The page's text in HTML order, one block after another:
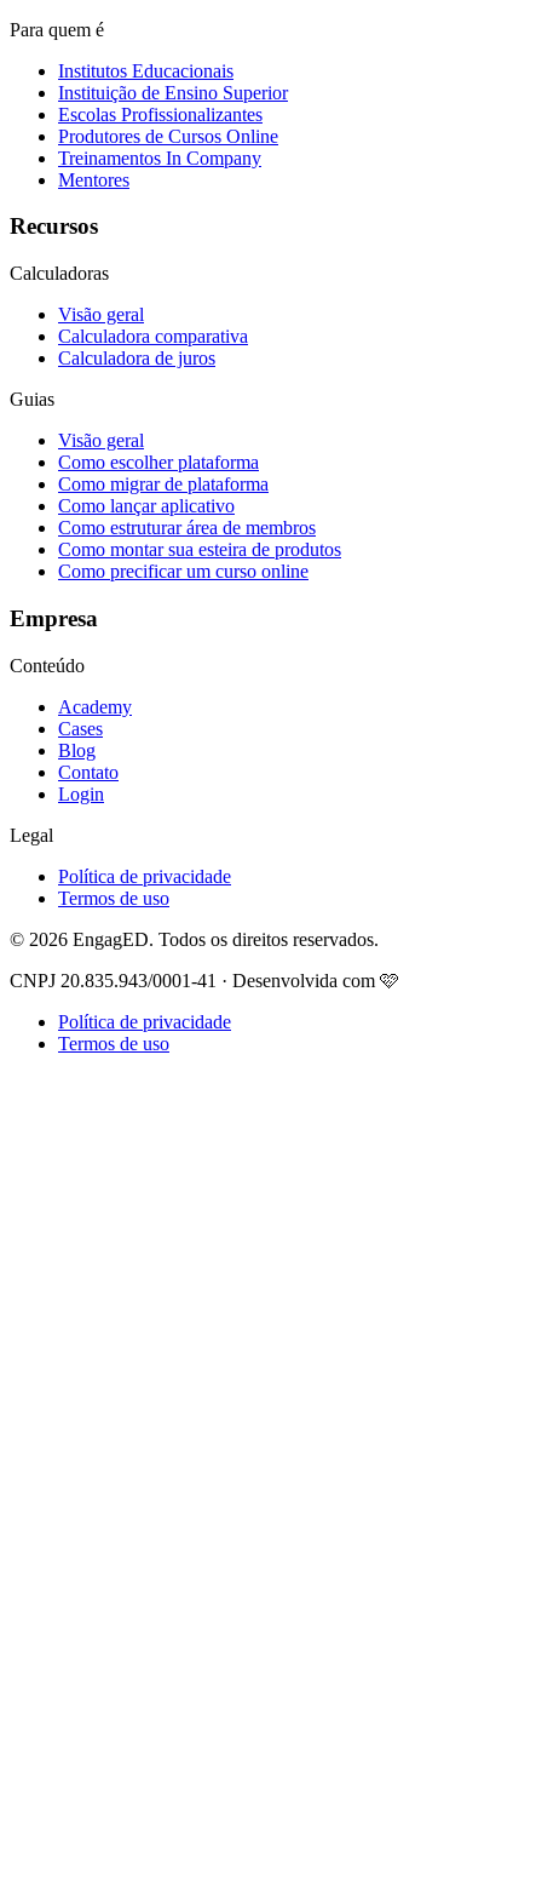
Para quem é
Institutos Educacionais
Instituição de Ensino Superior
Escolas Profissionalizantes
Produtores de Cursos Online
Treinamentos In Company
Mentores
Recursos
Calculadoras
Visão geral
Calculadora comparativa
Calculadora de juros
Guias
Visão geral
Como escolher plataforma
Como migrar de plataforma
Como lançar aplicativo
Como estruturar área de membros
Como montar sua esteira de produtos
Como precificar um curso online
Empresa
Conteúdo
Academy
Cases
Blog
Contato
Login
Legal
Política de privacidade
Termos de uso
© 2026 EngagED. Todos os direitos reservados.
CNPJ 20.835.943/0001-41 · Desenvolvida com 🩷
Política de privacidade
Termos de uso